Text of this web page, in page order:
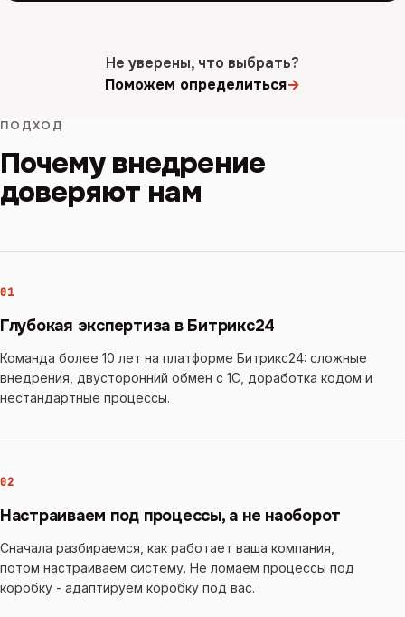
Не уверены, что выбрать?
Поможем определиться→
ПОДХОД
Почему внедрение
доверяют нам
01
Глубокая экспертиза в Битрикс24
Команда более 10 лет на платформе Битрикс24: сложные
внедрения, двусторонний обмен с 1С, доработка кодом и
нестандартные процессы.
02
Настраиваем под процессы, а не наоборот
Сначала разбираемся, как работает ваша компания,
потом настраиваем систему. Не ломаем процессы под
коробку - адаптируем коробку под вас.